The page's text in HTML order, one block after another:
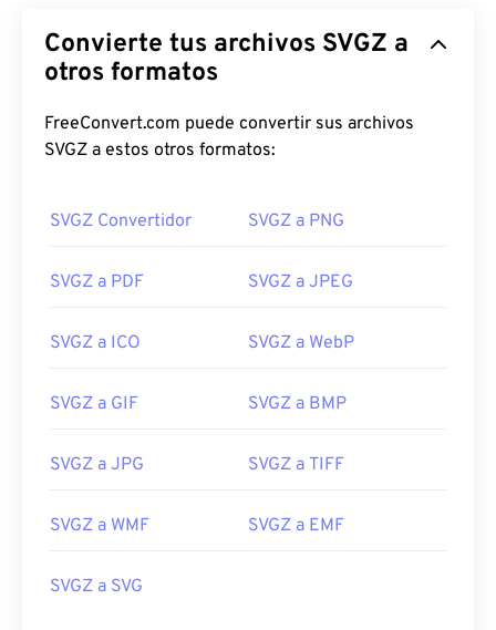
Convierte tus archivos SVGZ a
otros formatos
FreeConvert.com puede convertir sus archivos
SVGZ a estos otros formatos:
SVGZ Convertidor SVGZ a PNG
SVGZ a PDF SVGZ a JPEG
SVGZ a ICO SVGZ a WebP
SVGZ a GIF SVGZ a BMP
SVGZ a JPG SVGZ a TIFF
SVGZ a WMF SVGZ a EMF
SVGZ a SVG